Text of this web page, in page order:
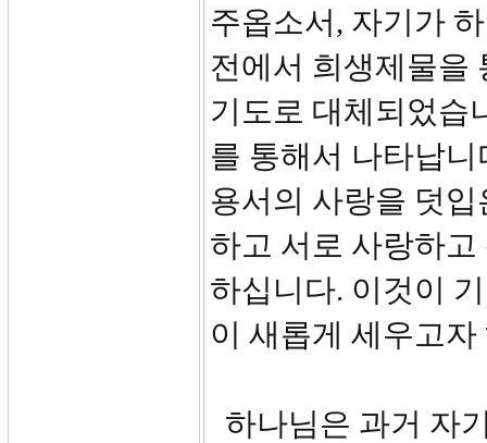
주옵소서, 자기가
전에서 희생제물을
기도로 대체되었습
를 통해서 나타납
용서의 사랑을 덧
하고 서로 사랑하
하십니다. 이것이
이 새롭게 세우고
하나님은 과거 자